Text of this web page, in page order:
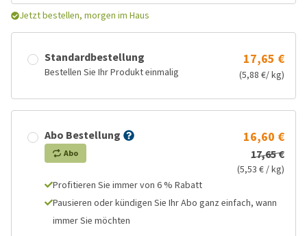
Jetzt bestellen, morgen im Haus
Standardbestellung
Bestellen Sie Ihr Produkt einmalig
17,65 €
(5,88 €/ kg)
Abo Bestellung
Abo
16,60 €
17,65 €
(5,53 € / kg)
Profitieren Sie immer von 6 % Rabatt
Pausieren oder kündigen Sie Ihr Abo ganz einfach, wann
immer Sie möchten